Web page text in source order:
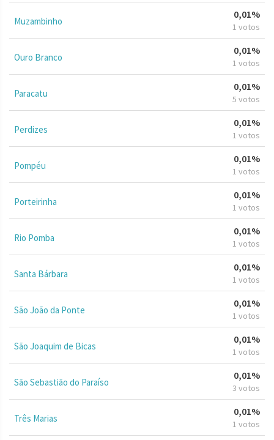
Muzambinho
0,01%
1 votos
Ouro Branco
0,01%
1 votos
Paracatu
0,01%
5 votos
Perdizes
0,01%
1 votos
Pompéu
0,01%
1 votos
Porteirinha
0,01%
1 votos
Rio Pomba
0,01%
1 votos
Santa Bárbara
0,01%
1 votos
São João da Ponte
0,01%
1 votos
São Joaquim de Bicas
0,01%
1 votos
São Sebastião do Paraíso
0,01%
3 votos
Três Marias
0,01%
1 votos